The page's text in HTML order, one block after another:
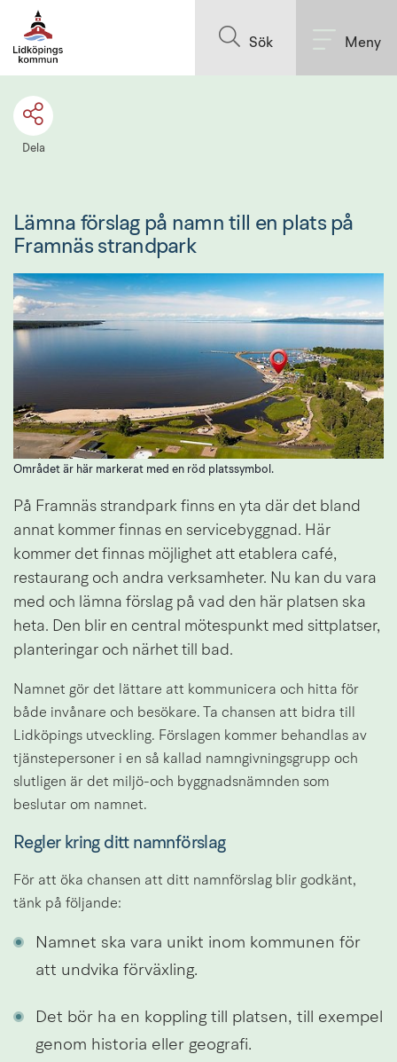
Sök Meny
Dela
Lämna förslag på namn till en plats på
Framnäs strandpark
Området är här markerat med en röd platssymbol.
På Framnäs strandpark finns en yta där det bland
annat kommer finnas en servicebyggnad. Här
kommer det finnas möjlighet att etablera café,
restaurang och andra verksamheter. Nu kan du vara
med och lämna förslag på vad den här platsen ska
heta. Den blir en central mötespunkt med sittplatser,
planteringar och närhet till bad.
Namnet gör det lättare att kommunicera och hitta för
både invånare och besökare. Ta chansen att bidra till
Lidköpings utveckling. Förslagen kommer behandlas av
tjänstepersoner i en så kallad namngivningsgrupp och
slutligen är det miljö-och byggnadsnämnden som
beslutar om namnet.
Regler kring ditt namnförslag
För att öka chansen att ditt namnförslag blir godkänt,
tänk på följande:
Namnet ska vara unikt inom kommunen för
att undvika förväxling.
Det bör ha en koppling till platsen, till exempel
genom historia eller geografi.